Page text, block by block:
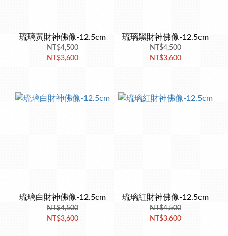
琉璃黃財神佛像-12.5cm
NT$4,500
NT$3,600
琉璃黑財神佛像-12.5cm
NT$4,500
NT$3,600
琉璃白財神佛像-12.5cm
NT$4,500
NT$3,600
琉璃紅財神佛像-12.5cm
NT$4,500
NT$3,600